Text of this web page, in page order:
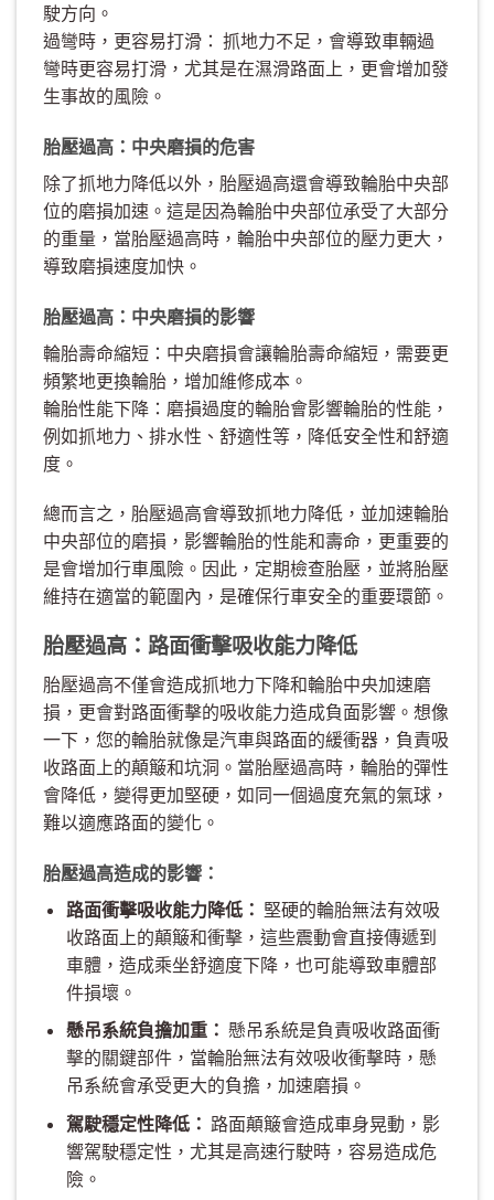
駛方向。
過彎時，更容易打滑： 抓地力不足，會導致車輛過
彎時更容易打滑，尤其是在濕滑路面上，更會增加發
生事故的風險。
胎壓過高：中央磨損的危害
除了抓地力降低以外，胎壓過高還會導致輪胎中央部
位的磨損加速。這是因為輪胎中央部位承受了大部分
的重量，當胎壓過高時，輪胎中央部位的壓力更大，
導致磨損速度加快。
胎壓過高：中央磨損的影響
輪胎壽命縮短：中央磨損會讓輪胎壽命縮短，需要更
頻繁地更換輪胎，增加維修成本。
輪胎性能下降：磨損過度的輪胎會影響輪胎的性能，
例如抓地力、排水性、舒適性等，降低安全性和舒適
度。
總而言之，胎壓過高會導致抓地力降低，並加速輪胎
中央部位的磨損，影響輪胎的性能和壽命，更重要的
是會增加行車風險。因此，定期檢查胎壓，並將胎壓
維持在適當的範圍內，是確保行車安全的重要環節。
胎壓過高：路面衝擊吸收能力降低
胎壓過高不僅會造成抓地力下降和輪胎中央加速磨
損，更會對路面衝擊的吸收能力造成負面影響。想像
一下，您的輪胎就像是汽車與路面的緩衝器，負責吸
收路面上的顛簸和坑洞。當胎壓過高時，輪胎的彈性
會降低，變得更加堅硬，如同一個過度充氣的氣球，
難以適應路面的變化。
胎壓過高造成的影響：
路面衝擊吸收能力降低： 堅硬的輪胎無法有效吸
收路面上的顛簸和衝擊，這些震動會直接傳遞到
車體，造成乘坐舒適度下降，也可能導致車體部
件損壞。
懸吊系統負擔加重： 懸吊系統是負責吸收路面衝
擊的關鍵部件，當輪胎無法有效吸收衝擊時，懸
吊系統會承受更大的負擔，加速磨損。
駕駛穩定性降低： 路面顛簸會造成車身晃動，影
響駕駛穩定性，尤其是高速行駛時，容易造成危
險。